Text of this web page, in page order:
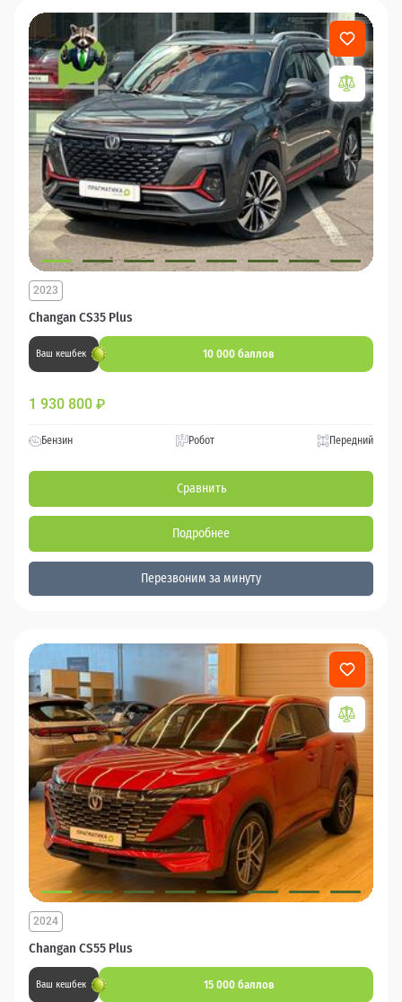
Changan CS35 Plus
2023
Ваш кешбек 10 000 баллов
1 930 800 ₽
Бензин Робот Передний
Сравнить
Подробнее
Перезвоним за минуту
Changan CS55 Plus
2024
Ваш кешбек 15 000 баллов